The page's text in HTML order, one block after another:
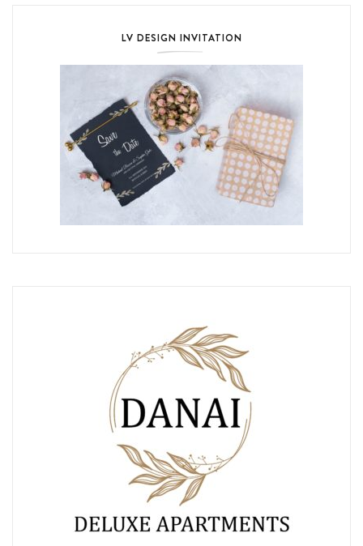
LV DESIGN INVITATION